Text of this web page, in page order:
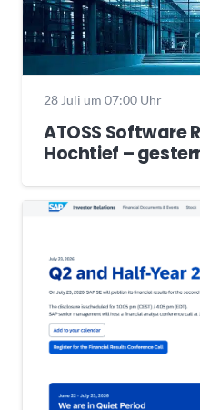
28 Juli um 07:00 Uhr
ATOSS Software
Hochtief –